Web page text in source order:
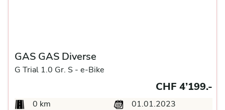
GAS GAS Diverse
G Trial 1.0 Gr. S - e-Bike
CHF 4’199.-
0 km
01.01.2023